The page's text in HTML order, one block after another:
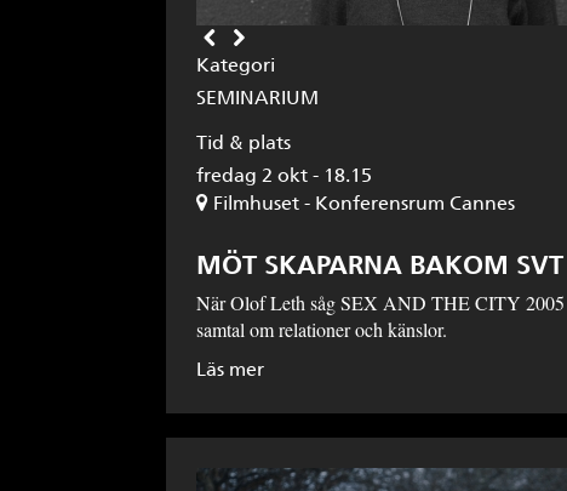
Kategori
SEMINARIUM
Tid & plats
fredag 2 okt - 18.15
Filmhuset - Konferensrum Cannes
MÖT SKAPARNA BAKOM SVT
När Olof Leth såg SEX AND THE CITY 2005
samtal om relationer och känslor.
Läs mer